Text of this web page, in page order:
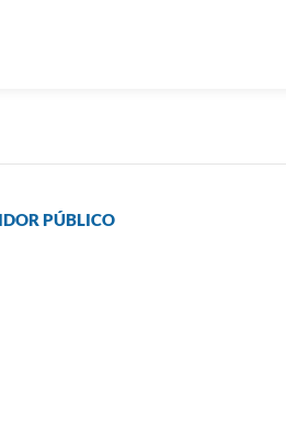
PÚBLICO